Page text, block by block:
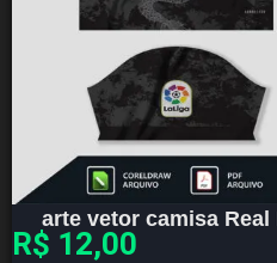
arte vetor camisa
R$ 12,00